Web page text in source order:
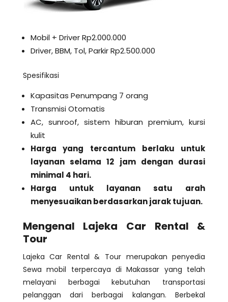
Mobil + Driver Rp2.000.000
Driver, BBM, Tol, Parkir Rp2.500.000
Spesifikasi
Kapasitas Penumpang 7 orang
Transmisi Otomatis
AC, sunroof, sistem hiburan premium, kursi
kulit
Harga yang tercantum berlaku untuk
layanan selama 12 jam dengan durasi
minimal 4 hari.
Harga untuk layanan satu arah
menyesuaikan berdasarkan jarak tujuan.
Mengenal Lajeka Car Rental &
Tour
Lajeka Car Rental & Tour merupakan penyedia
Sewa mobil terpercaya di Makassar yang telah
melayani berbagai kebutuhan transportasi
pelanggan dari berbagai kalangan. Berbekal